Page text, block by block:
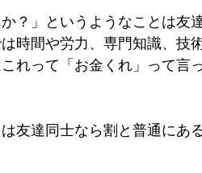
？」というようなことは友
時間や労力、専門知識、技
れって「お金くれ」って言
友達同士なら割と普通にあ